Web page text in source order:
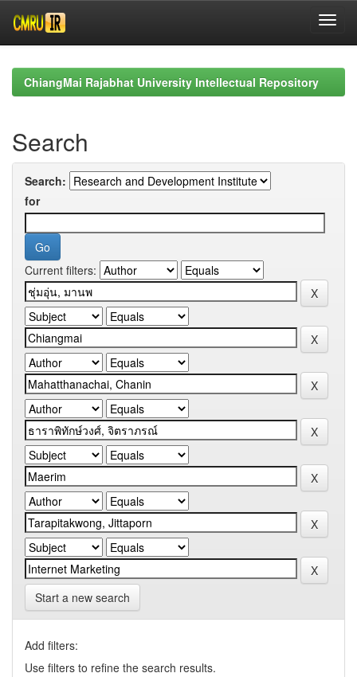
navigationChiangMai Rajabhat University Intellectual Repository
Search
Search:
for
Current filters:
Start a new search
Add filters:
Use filters to refine the search results.